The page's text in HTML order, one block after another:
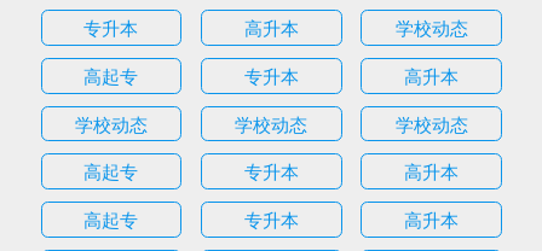
专升本
高升本
学校动态
高起专
专升本
高升本
学校动态
学校动态
学校动态
高起专
专升本
高升本
高起专
专升本
高升本